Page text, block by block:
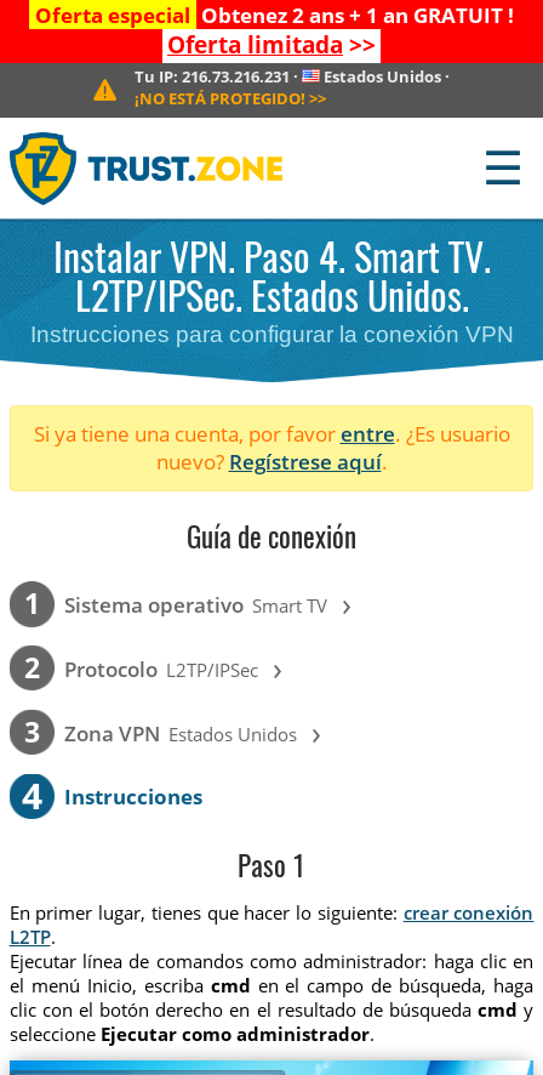
Oferta especial Obtenez 2 ans + 1 an GRATUIT !
Oferta limitada >>
Tu IP: 216.73.216.231 · Estados Unidos ·
¡NO ESTÁ PROTEGIDO! >>
☰
Instalar VPN. Paso 4. Smart TV.
L2TP/IPSec. Estados Unidos.
Instrucciones para configurar la conexión VPN
Si ya tiene una cuenta, por favorentre. ¿Es usuario
nuevo? Regístrese aquí.
Guía de conexión
1 Sistema operativo Smart TV ›
2 Protocolo L2TP/IPSec ›
3 Zona VPN Estados Unidos ›
4 Instrucciones
Paso 1
En primer lugar, tienes que hacer lo siguiente: crear conexión
L2TP.
Ejecutar línea de comandos como administrador: haga clic en
el menú Inicio, escriba cmd en el campo de búsqueda, haga
clic con el botón derecho en el resultado de búsquedacmd y
seleccione Ejecutar como administrador.